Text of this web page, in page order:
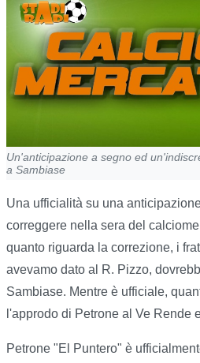
Un'anticipazione a segno ed
a Sambiase
Una ufficialità su una
correggere nella sera del
quanto riguarda la correzione, i
avevamo dato al R. Pizzo,
Sambiase. Mentre è ufficiale,
l'approdo di Petrone al Ve Rende
Petrone "El Puntero" è